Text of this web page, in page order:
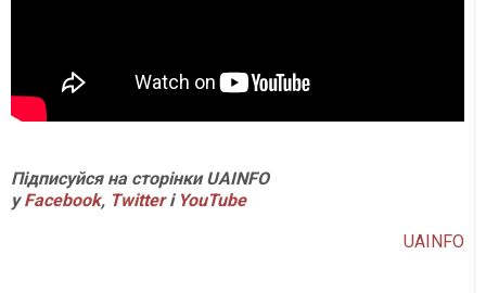
Підписуйся на сторінки UAINFO
уFacebook, Twitterі YouTube
UAINFO